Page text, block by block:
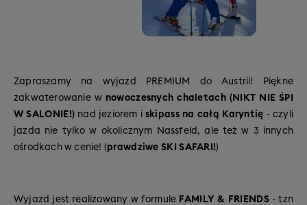
Zapraszamy na wyjazd PREMIUM do Austrii! Piękne
zakwaterowanie w nowoczesnych chaletach (NIKT NIE ŚPI
W SALONIE!) nad jeziorem i skipass na całą Karyntię - czyli
jazda nie tylko w okolicznym Nassfeld, ale też w 3 innych
ośrodkach w cenie! (prawdziwe SKI SAFARI!)
Wyjazd jest realizowany w formule FAMILY & FRIENDS- tzn